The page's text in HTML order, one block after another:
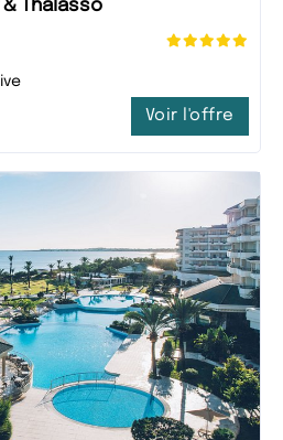
Thalasso
Voir l'offre